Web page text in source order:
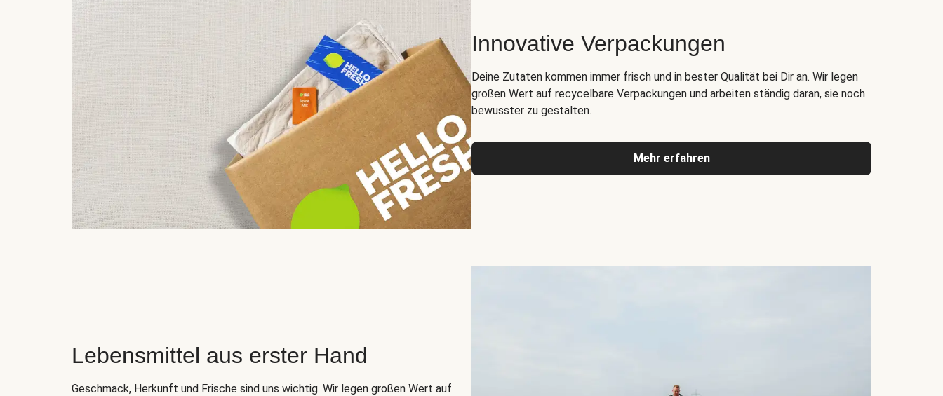
Innovative Verpackungen
Deine Zutaten kommen immer frisch und in bester Qualität bei Dir an. Wir legen
großen Wert auf recycelbare Verpackungen und arbeiten ständig daran, sie noch
bewusster zu gestalten.
Mehr erfahren
Lebensmittel aus erster Hand
Geschmack, Herkunft und Frische sind uns wichtig. Wir legen großen Wert auf